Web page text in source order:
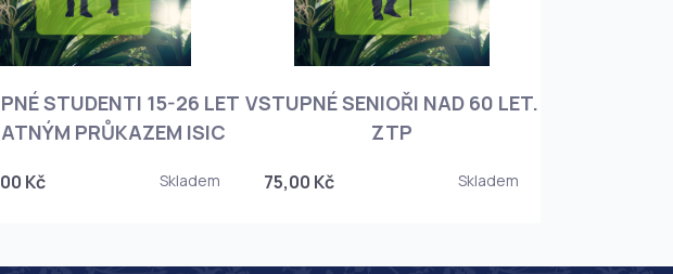
STUDENTI 15-26 LET
PRŮKAZEM ISIC
Kč Skladem
VSTUPNÉ SENIOŘI NAD 60 LET.
ZTP
75,00 Kč Skladem